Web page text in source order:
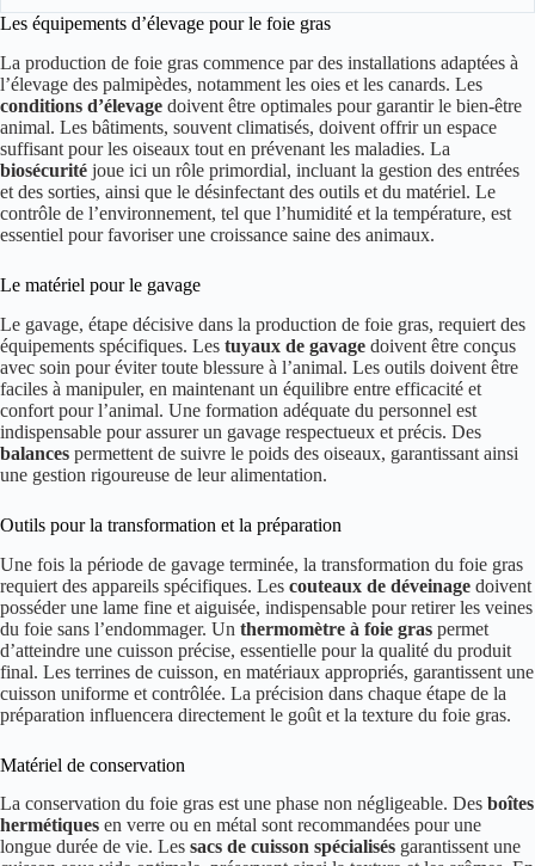
Les équipements d’élevage pour le foie gras
La production de foie gras commence par des installations adaptées à
l’élevage des palmipèdes, notamment les oies et les canards. Les
conditions d’élevage doivent être optimales pour garantir le bien-être
animal. Les bâtiments, souvent climatisés, doivent offrir un espace
suffisant pour les oiseaux tout en prévenant les maladies. La
biosécurité joue ici un rôle primordial, incluant la gestion des entrées
et des sorties, ainsi que le désinfectant des outils et du matériel. Le
contrôle de l’environnement, tel que l’humidité et la température, est
essentiel pour favoriser une croissance saine des animaux.
Le matériel pour le gavage
Le gavage, étape décisive dans la production de foie gras, requiert des
équipements spécifiques. Les tuyaux de gavage doivent être conçus
avec soin pour éviter toute blessure à l’animal. Les outils doivent être
faciles à manipuler, en maintenant un équilibre entre efficacité et
confort pour l’animal. Une formation adéquate du personnel est
indispensable pour assurer un gavage respectueux et précis. Des
balances permettent de suivre le poids des oiseaux, garantissant ainsi
une gestion rigoureuse de leur alimentation.
Outils pour la transformation et la préparation
Une fois la période de gavage terminée, la transformation du foie gras
requiert des appareils spécifiques. Les couteaux de déveinage doivent
posséder une lame fine et aiguisée, indispensable pour retirer les veines
du foie sans l’endommager. Un thermomètre à foie gras permet
d’atteindre une cuisson précise, essentielle pour la qualité du produit
final. Les terrines de cuisson, en matériaux appropriés, garantissent une
cuisson uniforme et contrôlée. La précision dans chaque étape de la
préparation influencera directement le goût et la texture du foie gras.
Matériel de conservation
La conservation du foie gras est une phase non négligeable. Des boîtes
hermétiques en verre ou en métal sont recommandées pour une
longue durée de vie. Les sacs de cuisson spécialisés garantissent une